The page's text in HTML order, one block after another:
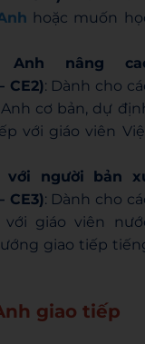
hoặc muốn
nâng
CE2): Dành cho
cơ bản, dự
với giáo viên
với người bản
CE3): Dành cho
giáo viên
giao tiếp
giao tiếp